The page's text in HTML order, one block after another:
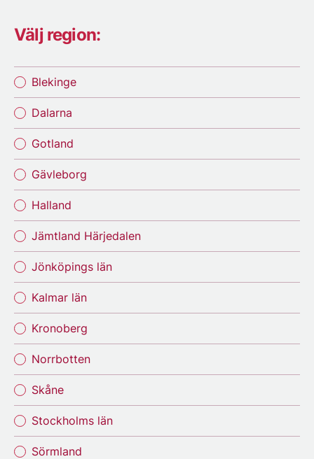
Välj region:
Blekinge
Dalarna
Gotland
Gävleborg
Halland
Jämtland Härjedalen
Jönköpings län
Kalmar län
Kronoberg
Norrbotten
Skåne
Stockholms län
Sörmland